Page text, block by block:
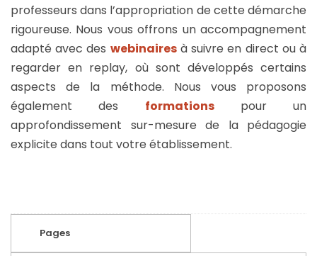
professeurs dans l’appropriation de cette démarche
rigoureuse. Nous vous offrons un accompagnement
adapté avec des webinairesà suivre en direct ou à
regarder en replay, où sont développés certains
aspects de la méthode. Nous vous proposons
également des
formations
pour un
approfondissement sur-mesure de la pédagogie
explicite dans tout votre établissement.
Pages